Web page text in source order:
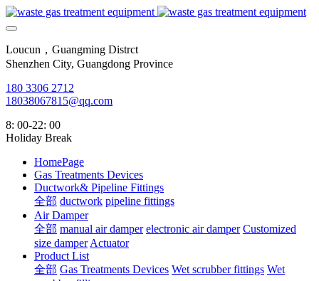
Loucun，Guangming Distrct
Shenzhen City, Guangdong Province
180 3306 2712
18038067815@qq.com
8: 00-22: 00
Holiday Break
HomePage
Gas Treatments Devices
Ductwork& Pipeline Fittings
全部 ductwork pipeline fittings
Air Damper
全部 manual air damper electronic air damper Customized
size damper Actuator
Product List
全部 Gas Treatments Devices Wet scrubber fittings Wet